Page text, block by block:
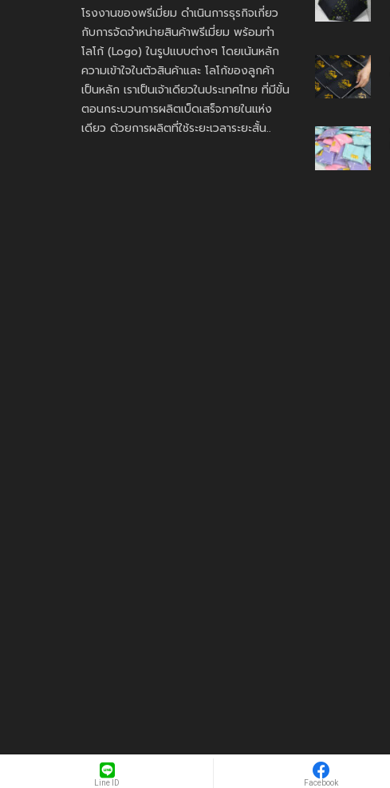
โรงงานของพรีเมี่ยม ดำเนินการธุรกิจเกี่ยว
กับการจัดจำหน่ายสินค้าพรีเมี่ยม พร้อมทำ
โลโก้ (Logo) ในรูปแบบต่างๆ โดยเน้นหลัก
ความเข้าใจในตัวสินค้าและ โลโก้ของลูกค้า
เป็นหลัก เราเป็นเจ้าเดียวในประเทศไทย ที่มีขั้น
ตอนกระบวนการผลิตเบ็ดเสร็จภายในแห่ง
เดียว ด้วยการผลิตที่ใช้ระยะเวลาระยะสั้น..